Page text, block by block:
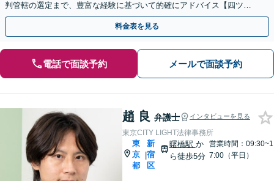
判管轄の選定まで、豊富な経験に基づいて的確にアドバイス【四ツ谷
駅3分】
料金表を見る
電話で面談予約 メールで面談予約
趙 良 弁護士 インタビューを見る
東京CITY LIGHT法律事務所
東
京
都
|
新
宿
区
曙橋駅 か
ら徒歩5分
営業時間：09:30~1
7:00（平日）